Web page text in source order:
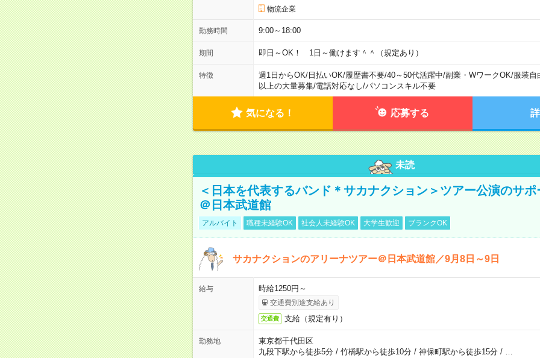
物流企業
勤務時間 9:00～18:00
期間 即日～OK！ 1日～働けます＾＾（規定あり）
特徴 週1日からOK/日払いOK/履歴書不要/40～50代活躍中/副業・WワークOK/服装自
以上の大量募集/電話対応なし/パソコンスキル不要
気になる！ 応募する
未読
＜日本を代表するバンド＊サカナクション＞ツアー公演のサ
＠日本武道館
アルバイト 職種未経験OK 社会人未経験OK 大学生歓迎 ブランクOK
サカナクションのアリーナツアー＠日本武道館／9月8日～9日
給与 時給1250円～
交通費別途支給あり
交通費 支給（規定有り）
勤務地
東京都千代田区
九段下駅から徒歩5分/ 竹橋駅から徒歩10分/ 神保町駅から徒歩15分/